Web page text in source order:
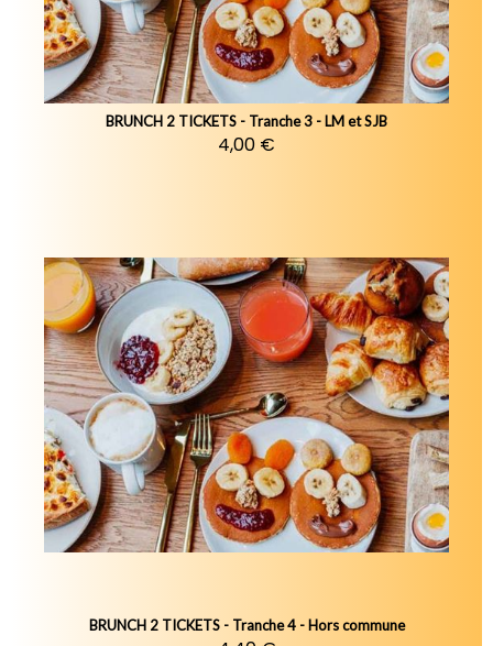
BRUNCH 2 TICKETS - Tranche 3 - LM et SJB
4,00 €
BRUNCH 2 TICKETS - Tranche 4 - Hors commune